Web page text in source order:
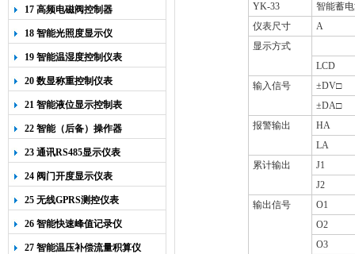
17 高频电磁阀控制器
18 智能光照度显示仪
19 智能温湿度控制仪表
20 数显称重控制仪表
21 智能液位显示控制表
22 智能（后备）操作器
23 通讯RS485显示仪表
24 阀门开度显示仪表
25 无线GPRS测控仪表
26 智能快速峰值记录仪
27 智能温压补偿流量积算仪
YK-33
智能蓄
仪表尺寸
A
显示方式
LCD
输入信号
±DV□
±DA□
报警输出
HA
LA
累计输出
J1
J2
输出信号
O1
O2
O3